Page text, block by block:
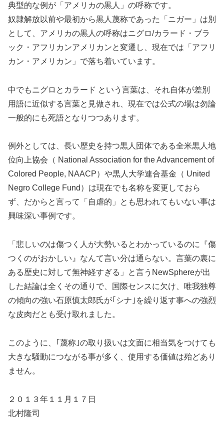
典型的な例が「アメリカの黒人」の呼称です。
奴隷解放以前や最初から黒人蔑称であった「ニガー」は別
として、アメリカの黒人の呼称はニグロ/カラード・ブラ
ック・アフリカンアメリカンと変遷し、現在では「アフリ
カン・アメリカン」で落ち着いています。
中でもニグロとカラード という言葉は、それ自体が差別
用語に近似する言葉と見做され、現在では公式の場は勿論
一般的にも死語となりつつあります。
例外としては、長い歴史を持つ黒人団体である全米黒人地
位向上協会（ National Association for the Advancement of
Colored People, NAACP）や黒人大学連合基金（ United
Negro College Fund）は現在でも名称を変更しておら
ず、だからと言って「自虐的」とも思われてもいない事は
興味深い事例です。
「悲しいのは傷つく人が大勢いるとわかっているのに『傷
つくのがおかしい』なんて言い分は通らない。言葉の裏に
ある歴史に対して無神経すぎる」と言うNewSphereが出
した結論は全くその通りで、国際センスに欠け、唯我独尊
の傾向の強い石原慎太郎氏が｢シナ｣を繰り返す事への強烈
な皮肉だとも受け取れました。
このように、｢蔑称｣の取り扱いは文面に相当気をつけても
大きな騒動につながる事が多く、使用する価値は殆どあり
ません。
２０１３年１１月１７日
北村隆司